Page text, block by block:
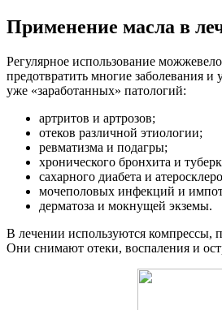
Применение масла в
Регулярное использование
предотвратить многие заболевания
уже «заработанных» патологий:
артритов и артрозов;
отеков различной этиологии;
ревматизма и подагры;
хронического бронхита и
сахарного диабета и
мочеполовых инфекций и
дерматоза и мокнущей экземы.
В лечении используются компрессы,
Они снимают отеки, воспаления и